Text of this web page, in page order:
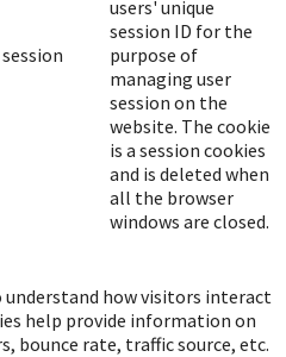
session
users' unique
session ID for the
purpose of
managing user
session on the
website. The cookie
is a session cookies
and is deleted when
all the browser
windows are closed.
understand how visitors interact
help provide information on
bounce rate, traffic source, etc.